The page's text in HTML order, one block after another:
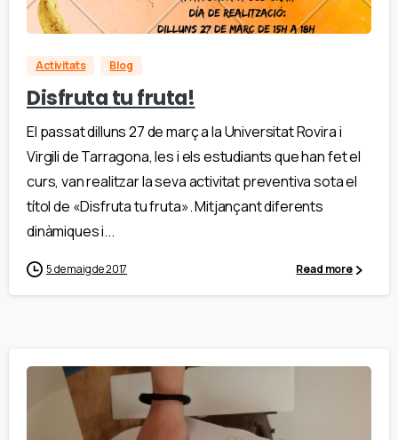
Activitats Blog
Disfruta tu fruta!
El passat dilluns 27 de març a la Universitat Rovira i
Virgili de Tarragona, les i els estudiants que han fet el
curs, van realitzar la seva activitat preventiva sota el
títol de «Disfruta tu fruta». Mitjançant diferents
dinàmiques i...
5 de maig de 2017 Read more